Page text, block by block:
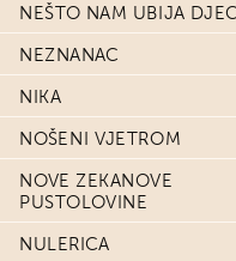
NEŠTO NAM UBIJA
NEZNANAC
NIKA
NOŠENI VJETROM
NOVE ZEKANOVE
PUSTOLOVINE
NULERICA